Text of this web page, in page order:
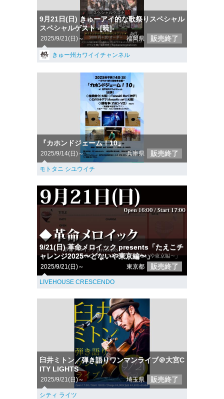
9月21日(日) きゅーアイ的な歌祭りスペシャル
スペシャルゲスト -[暁]-
2025/9/21(日)～ 福岡県 販売終了
きゅー州カワイイチャンネル
『カホンドジェーム！10』
2025/9/14(日)～ 兵庫県 販売終了
モトタニ シユウイチ
9/21(日) 革命メロイック presents「たえこチ
ャレンジ2025〜どないや東京編〜」
2025/9/21(日)～ 東京都 販売終了
LIVEHOUSE CRESCENDO
臼井ミトン／弾き語りワンマンライブ＠大宮C
ITY LIGHTS
2025/9/21(日)～ 埼玉県 販売終了
シティ ライツ